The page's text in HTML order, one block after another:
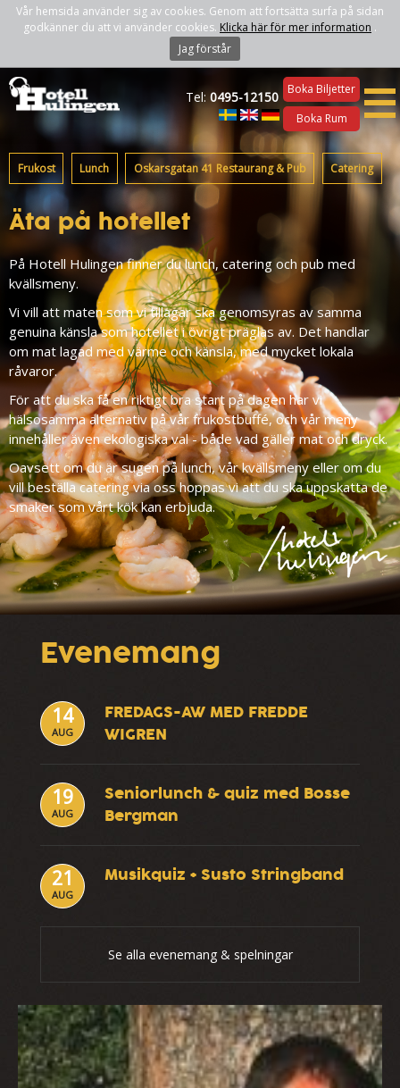
Tel:0495-12150
Boka Biljetter
Boka Rum
Frukost Lunch Oskarsgatan 41 Restaurang & Pub Catering
Äta på hotellet
På Hotell Hulingen finner du lunch, catering och pub med
kvällsmeny.
Vi vill att maten som vi tillagar ska genomsyras av samma
genuina känsla som hotellet i övrigt präglas av. Det handlar
om mat lagad med värme och känsla, med mycket lokala
råvaror.
För att du ska få en riktigt bra start på dagen har vi
hälsosamma alternativ på vår frukostbuffé, och vår meny
innehåller även ekologiska val - både vad gäller mat och dryck.
Oavsett om du är sugen på lunch, vår kvällsmeny eller om du
vill beställa catering via oss hoppas vi att du ska uppskatta de
smaker som vårt kök kan erbjuda.
Evenemang
14
AUG
FREDAGS-AW MED FREDDE
WIGREN
19
AUG
Seniorlunch & quiz med Bosse
Bergman
21
AUG
Musikquiz + Susto Stringband
Se alla evenemang & spelningar
Vår hemsida använder sig av cookies. Genom att fortsätta surfa på sidan
godkänner du att vi använder cookies. Klicka här för mer information .
Jag förstår